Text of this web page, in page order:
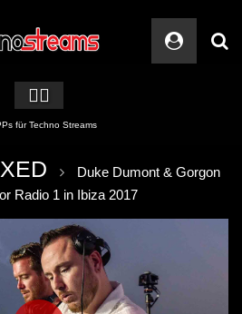
🏳️‍🌈
für Techno Streams
Duke Dumont & Gorgon
Radio 1 in Ibiza 2017